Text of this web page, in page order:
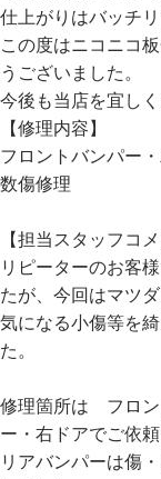
仕上がりはバッチ
この度はニコニコ
うございました。
今後も当店を宜し
【修理内容】
フロントバンパー
数傷修理
【担当スタッフコメ
リピーターのお客
たが、今回はマツ
気になる小傷等を
た。
修理箇所は フロン
ー・右ドアでご依
リアバンパーは傷